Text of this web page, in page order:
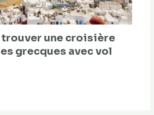
trouver une croisière
grecques avec vol